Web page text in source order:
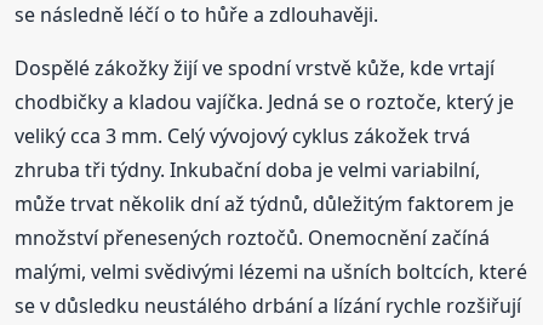
se následně léčí o to hůře a zdlouhavěji.
Dospělé zákožky žijí ve spodní vrstvě kůže, kde vrtají
chodbičky a kladou vajíčka. Jedná se o roztoče, který je
veliký cca 3 mm. Celý vývojový cyklus zákožek trvá
zhruba tři týdny. Inkubační doba je velmi variabilní,
může trvat několik dní až týdnů, důležitým faktorem je
množství přenesených roztočů. Onemocnění začíná
malými, velmi svědivými lézemi na ušních boltcích, které
se v důsledku neustálého drbání a lízání rychle rozšiřují